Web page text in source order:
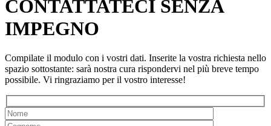
CONTATTATECI SENZA
IMPEGNO
Compilate il modulo con i vostri dati. Inserite la vostra richiesta nello
spazio sottostante: sarà nostra cura rispondervi nel più breve tempo
possibile. Vi ringraziamo per il vostro interesse!